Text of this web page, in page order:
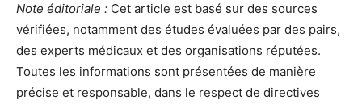
Note éditoriale : Cet article est basé sur des sources
vérifiées, notamment des études évaluées par des pairs,
des experts médicaux et des organisations réputées.
Toutes les informations sont présentées de manière
précise et responsable, dans le respect de directives